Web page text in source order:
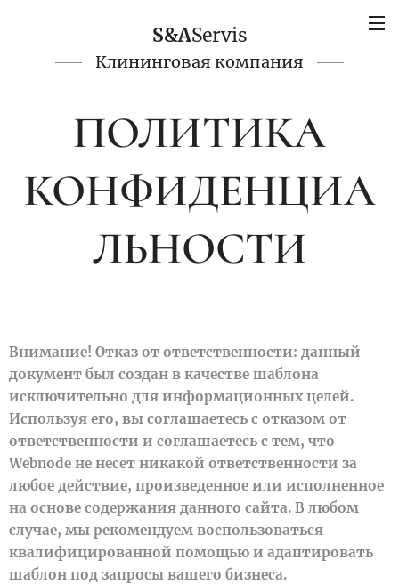
S&AServis
Клининговая компания
ПОЛИТИКА
КОНФИДЕНЦИА
ЛЬНОСТИ
Внимание! Отказ от ответственности: данный
документ был создан в качестве шаблона
исключительно для информационных целей.
Используя его, вы соглашаетесь с отказом от
ответственности и соглашаетесь с тем, что
Webnode не несет никакой ответственности за
любое действие, произведенное или исполненное
на основе содержания данного сайта. В любом
случае, мы рекомендуем воспользоваться
квалифицированной помощью и адаптировать
шаблон под запросы вашего бизнеса.